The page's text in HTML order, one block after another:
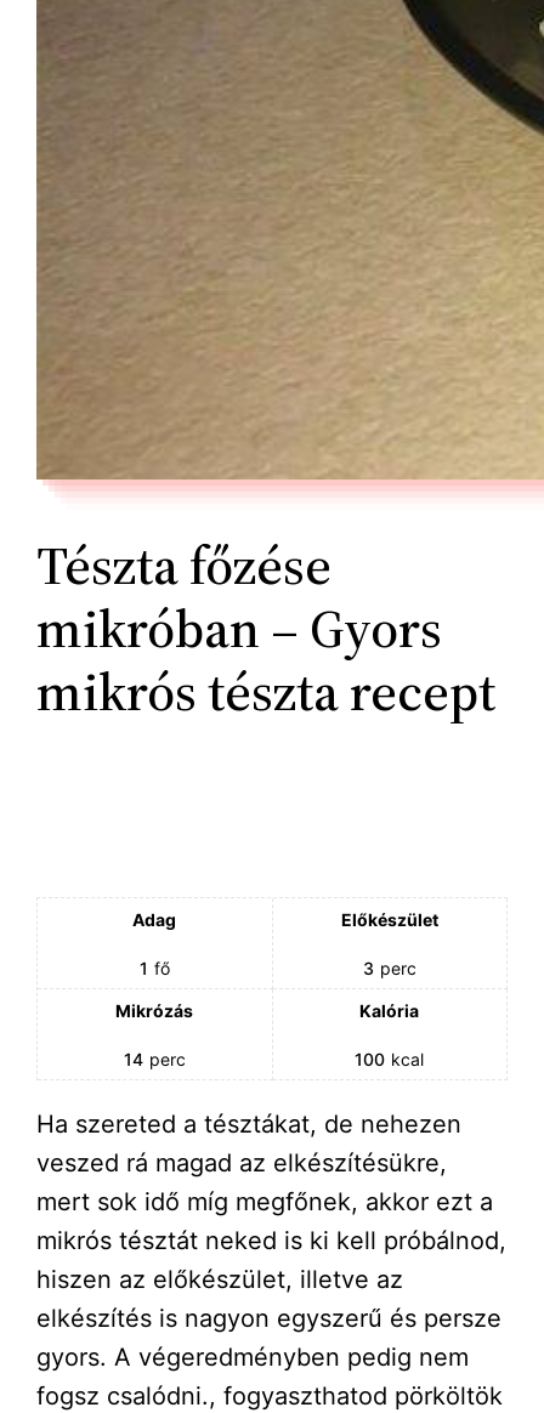
Tészta főzése
mikróban – Gyors
mikrós tészta recept
Adag
1 fő
Előkészület
3 perc
Mikrózás
14 perc
Kalória
100 kcal
Ha szereted a tésztákat, de nehezen
veszed rá magad az elkészítésükre,
mert sok idő míg megfőnek, akkor ezt a
mikrós tésztát neked is ki kell próbálnod,
hiszen az előkészület, illetve az
elkészítés is nagyon egyszerű és persze
gyors. A végeredményben pedig nem
fogsz csalódni., fogyaszthatod pörköltök